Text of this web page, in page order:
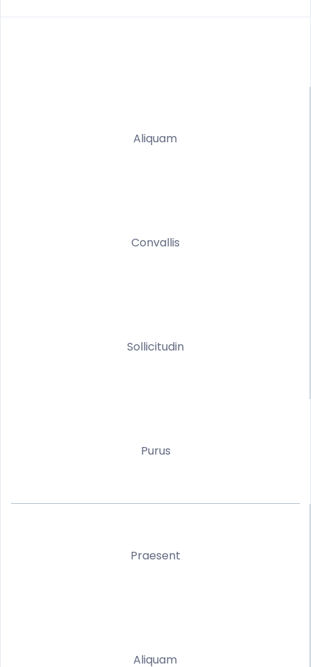
Aliquam
Convallis
Sollicitudin
Purus
Praesent
Aliquam